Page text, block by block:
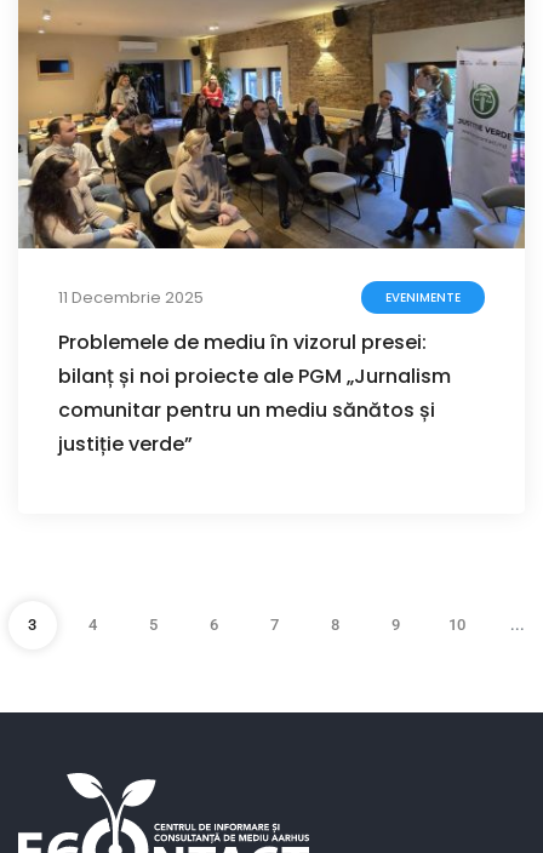
11 Decembrie 2025 EVENIMENTE
Problemele de mediu în vizorul presei:
bilanț și noi proiecte ale PGM „Jurnalism
comunitar pentru un mediu sănătos și
justiție verde”
3 4 5 6 7 8 9 10 ...